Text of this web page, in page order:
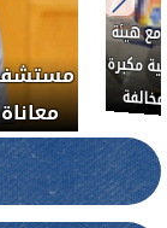
هيئة
مكبرة